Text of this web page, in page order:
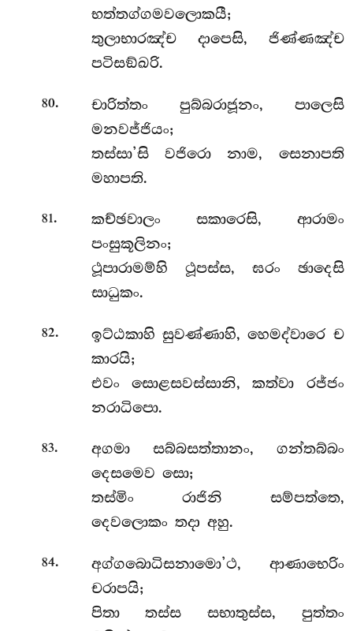
භත්තග්ගමවලොකයී;
තුලාභාරඤ්ච දාපෙසි, ජිණ්ණඤ්ච
පටිසඞ්ඛරි.
80.
චාරිත්තං පුබ්බරාජූනං, පාලෙසි
මනවජ්ජියං;
තස්සා’සි වජිරො නාම, සෙනාපති
මහාපති.
81.
කච්ඡවාලං සකාරෙසි, ආරාමං
පංසුකූලිනං;
ථූපාරාමම්හි ථූපස්ස, ඝරං ඡාදෙසි
සාධුකං.
82. ඉට්ඨකාහිසුවණ්ණාහි, හෙමද්වාරෙ ච
කාරයි;
එවං සොළසවස්සානි, කත්වා රජ්ජං
නරාධිපො.
83.
අගමා සබ්බසත්තානං, ගන්තබ්බං
දෙසමෙව සො;
තස්මිං රාජිනි සම්පත්තෙ,
දෙවලොකං තදා අහු.
84.
අග්ගබොධිසනාමො’ථ, ආණාභෙරිං
චරාපයි;
පිතා තස්ස සභාතුස්ස, පුත්තං